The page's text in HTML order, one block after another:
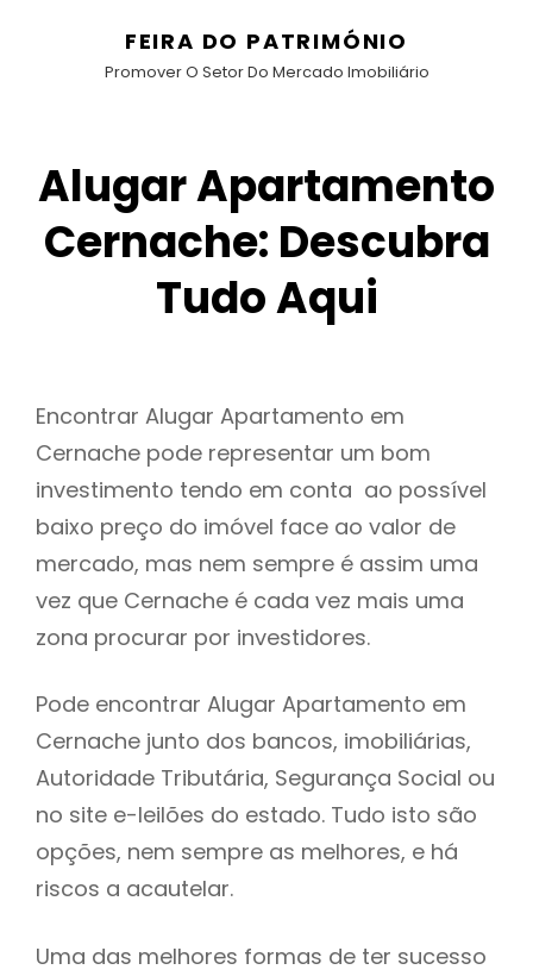
FEIRA DO PATRIMÓNIO
Promover O Setor Do Mercado Imobiliário
Alugar Apartamento
Cernache: Descubra
Tudo Aqui
Encontrar Alugar Apartamento em
Cernache pode representar um bom
investimento tendo em conta ao possível
baixo preço do imóvel face ao valor de
mercado, mas nem sempre é assim uma
vez que Cernache é cada vez mais uma
zona procurar por investidores.
Pode encontrar Alugar Apartamento em
Cernache junto dos bancos, imobiliárias,
Autoridade Tributária, Segurança Social ou
no site e-leilões do estado. Tudo isto são
opções, nem sempre as melhores, e há
riscos a acautelar.
Uma das melhores formas de ter sucesso